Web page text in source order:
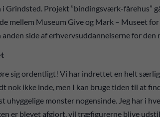
Grindsted. Projekt ”bindingsværk-fårehus”
mellem Museum Give og Mark – Museet
side af erhvervsuddannelserne for
sig ordentligt! Vi har indrettet en helt
nok ikke inde, men I kan bruge tiden til at
uhyggelige monster nogensinde. Jeg har i
er blevet afgjort, vil træfigurerne blive